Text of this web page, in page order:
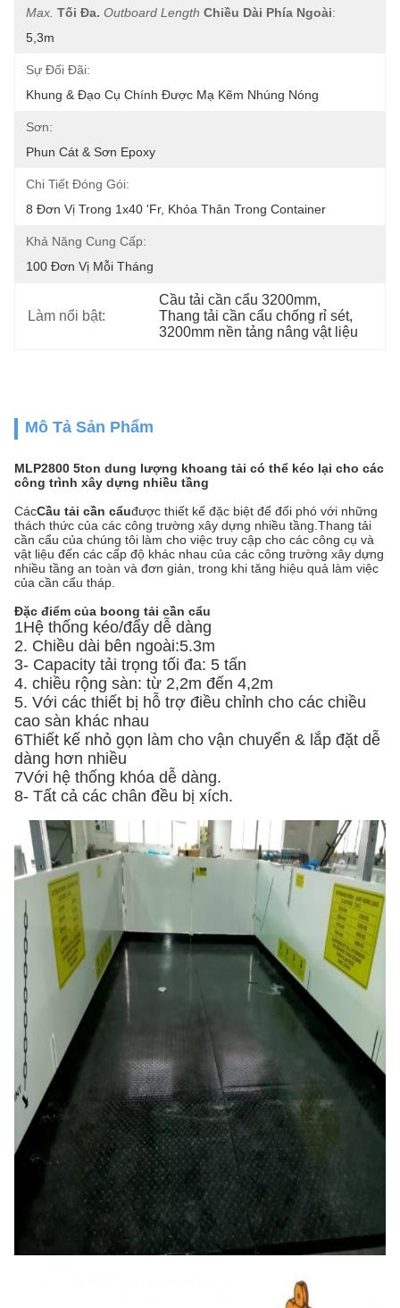
Max. Tối Đa. Outboard Length Chiều Dài Phía Ngoài:
5,3m
Sự Đối Đãi:
Khung & Đạo Cụ Chính Được Mạ Kẽm Nhúng Nóng
Sơn:
Phun Cát & Sơn Epoxy
Chi Tiết Đóng Gói:
8 Đơn Vị Trong 1x40 'fr, Khỏa Thân Trong Container
Khả Năng Cung Cấp:
100 Đơn Vị Mỗi Tháng
Làm nổi bật:
Cầu tải cần cẩu 3200mm,
Thang tải cần cẩu chống rỉ sét,
3200mm nền tảng nâng vật liệu
Mô Tả Sản Phẩm
MLP2800 5ton dung lượng khoang tải có thể kéo lại cho các
công trình xây dựng nhiều tầng
CácCầu tải cần cẩuđược thiết kế đặc biệt để đối phó với những
thách thức của các công trường xây dựng nhiều tầng.Thang tải
cần cẩu của chúng tôi làm cho việc truy cập cho các công cụ và
vật liệu đến các cấp độ khác nhau của các công trường xây dựng
nhiều tầng an toàn và đơn giản, trong khi tăng hiệu quả làm việc
của cần cẩu tháp.
Đặc điểm của boong tải cần cẩu
1Hệ thống kéo/đẩy dễ dàng
2. Chiều dài bên ngoài:5.3m
3- Capacity tải trọng tối đa: 5 tấn
4. chiều rộng sàn: từ 2,2m đến 4,2m
5. Với các thiết bị hỗ trợ điều chỉnh cho các chiều
cao sàn khác nhau
6Thiết kế nhỏ gọn làm cho vận chuyển & lắp đặt dễ
dàng hơn nhiều
7Với hệ thống khóa dễ dàng.
8- Tất cả các chân đều bị xích.